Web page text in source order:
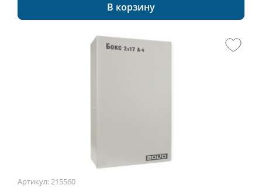
В корзину
Артикул: 215560